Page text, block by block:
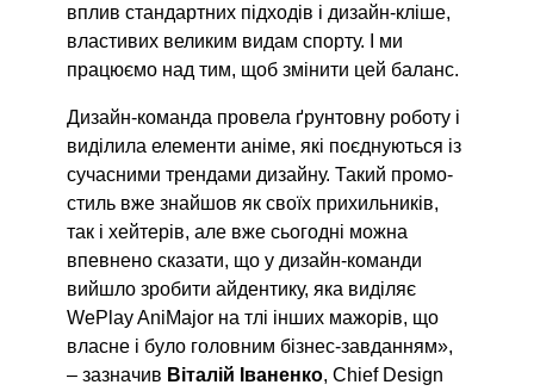
вплив стандартних підходів і дизайн-кліше,
властивих великим видам спорту. І ми
працюємо над тим, щоб змінити цей баланс.
Дизайн-команда провела ґрунтовну роботу і
виділила елементи аніме, які поєднуються із
сучасними трендами дизайну. Такий промо-
стиль вже знайшов як своїх прихильників,
так і хейтерів, але вже сьогодні можна
впевнено сказати, що у дизайн-команди
вийшло зробити айдентику, яка виділяє
WePlay AniMajor на тлі інших мажорів, що
власне і було головним бізнес-завданням»,
– зазначив Віталій Іваненко, Chief Design